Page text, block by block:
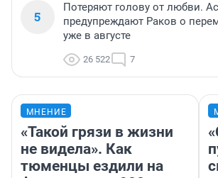
5
Потеряют голову от любви.
предупреждают Раков о
уже в августе
26 522 7
МНЕНИЕ
«Такой грязи в жизни
не видела». Как
тюменцы ездили на